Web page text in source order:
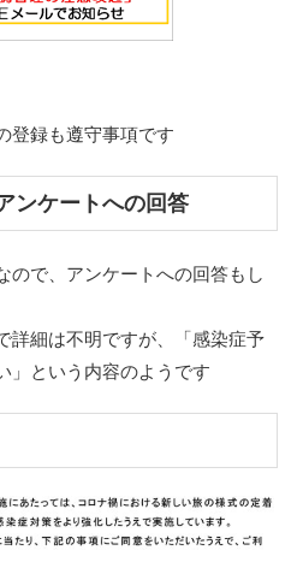
登録も遵守事項です
ンケートへの回答
ので、アンケートへの回答もし
詳細は不明ですが、「感染症予
」という内容のようです